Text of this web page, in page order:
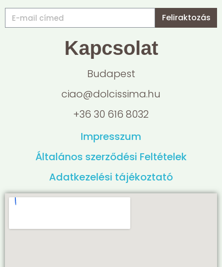
Feliraktozás
Kapcsolat
Budapest
ciao@dolcissima.hu
+36 30 616 8032
Impresszum
Általános szerződési Feltételek
Adatkezelési tájékoztató